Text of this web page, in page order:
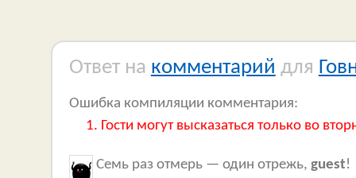
Ответ на комментарий для
Ошибка компиляции комментария:
Гости могут высказаться только во
Семь раз отмерь — один отрежь, guest!